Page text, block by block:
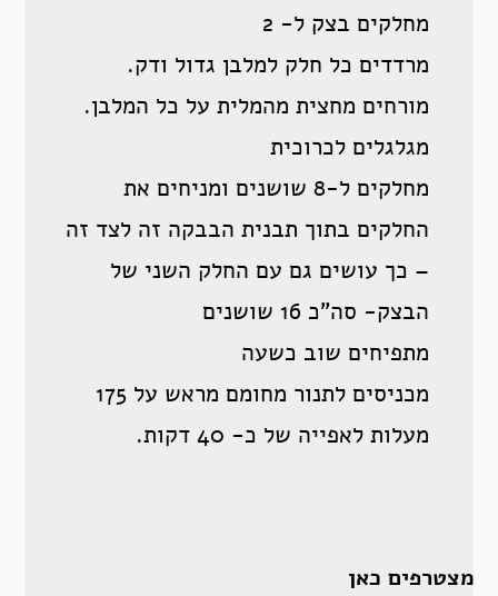
מחלקים בצק ל- 2
מרדדים כל חלק למלבן גדול ודק.
מורחים מחצית מהמלית על כל המלבן.
מגלגלים לכרוכית
מחלקים ל-8 שושנים ומניחים את
החלקים בתוך תבנית הבבקה זה לצד זה
– כך עושים גם עם החלק השני של
הבצק- סה”כ 16 שושנים
מתפיחים שוב כשעה
מכניסים לתנור מחומם מראש על 175
מעלות לאפייה של כ- 40 דקות.
מצטרפים כאן